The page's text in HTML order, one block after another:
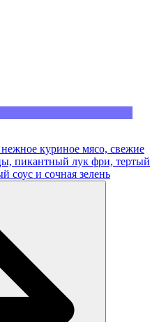
куриное мясо, свежие
пикантный лук фри, тертый
соус и сочная зелень